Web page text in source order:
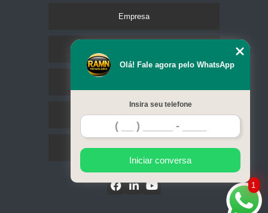
Empresa
Contato
Mapa do site
1
Olá! Fale agora pelo WhatsApp
Insira seu telefone
Iniciar conversa